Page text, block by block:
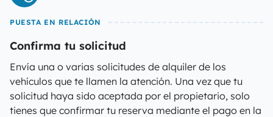
PUESTA EN RELACIÓN
Confirma tu solicitud
Envía una o varias solicitudes de alquiler de los
vehículos que te llamen la atención. Una vez que tu
solicitud haya sido aceptada por el propietario, solo
tienes que confirmar tu reserva mediante el pago en la